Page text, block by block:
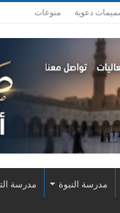
دعوية منوعات
مدرسة النبوة مدرسة